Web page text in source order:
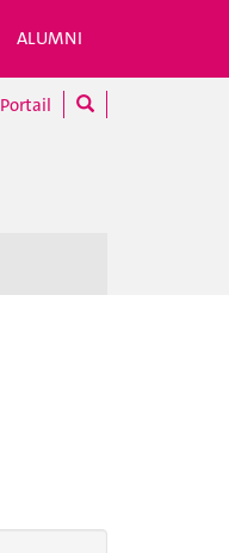
ALUMNI
Portail